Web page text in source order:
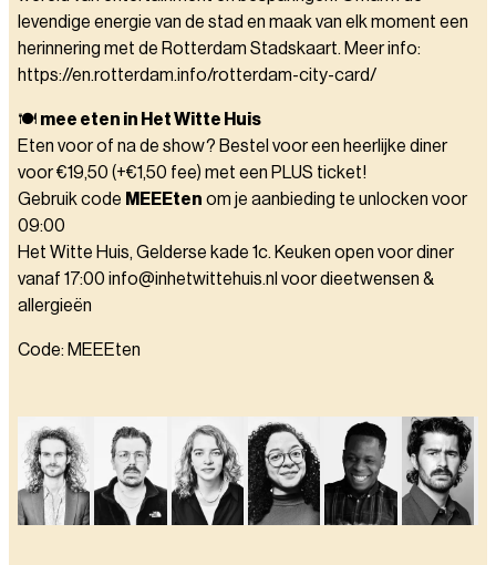
levendige energie van de stad en maak van elk moment een
herinnering met de Rotterdam Stadskaart. Meer info:
https://en.rotterdam.info/rotterdam-city-card/
🍽️ mee eten in Het Witte Huis
Eten voor of na de show? Bestel voor een heerlijke diner
voor €19,50 (+€1,50 fee) met een PLUS ticket!
Gebruik code MEEEten om je aanbieding te unlocken voor
09:00
Het Witte Huis, Gelderse kade 1c. Keuken open voor diner
vanaf 17:00 info@inhetwittehuis.nl voor dieetwensen &
allergieën
Code: MEEEten